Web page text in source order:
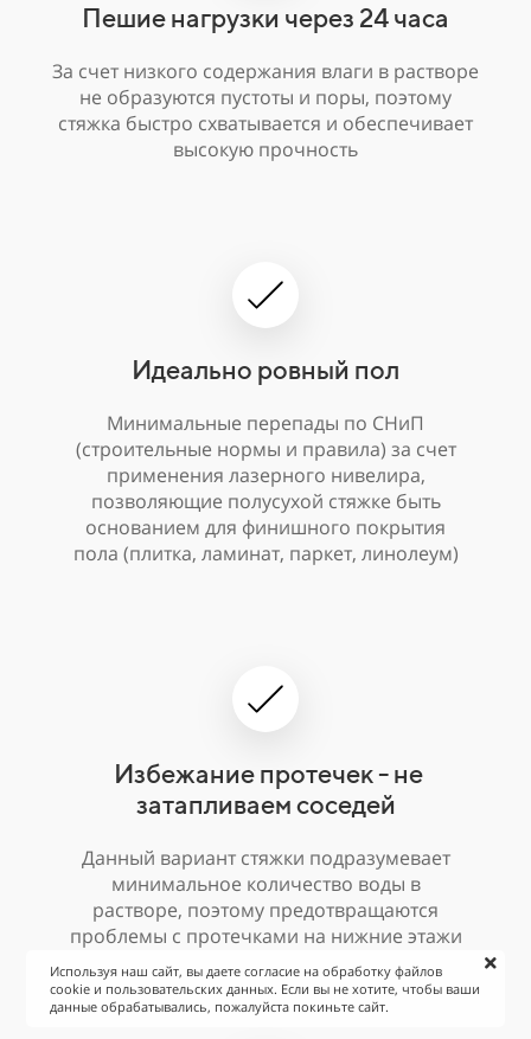
Пешие нагрузки через 24 часа
За счет низкого содержания влаги в растворе
не образуются пустоты и поры, поэтому
стяжка быстро схватывается и обеспечивает
высокую прочность
Идеально ровный пол
Минимальные перепады по СНиП
(строительные нормы и правила) за счет
применения лазерного нивелира,
позволяющие полусухой стяжке быть
основанием для финишного покрытия
пола (плитка, ламинат, паркет, линолеум)
Избежание протечек - не
затапливаем соседей
Данный вариант стяжки подразумевает
минимальное количество воды в
растворе, поэтому предотвращаются
проблемы с протечками на нижние этажи
Используя наш сайт, вы даете согласие на обработку файлов
cookie и пользовательских данных. Если вы не хотите, чтобы ваши
данные обрабатывались, пожалуйста покиньте сайт.